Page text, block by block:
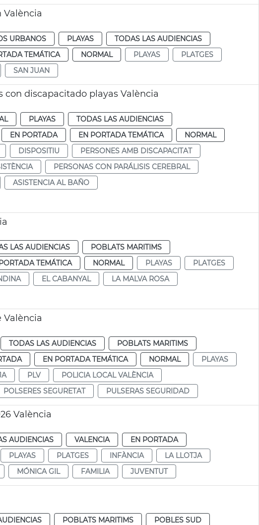
València
URBANOS PLAYAS
TODAS LAS AUDIENCIAS
TEMÁTICA NORMAL PLAYAS
PLATGES
SAN JUAN
con discapacitado playas València
PLAYAS
TODAS LAS AUDIENCIAS
EN PORTADA EN PORTADA TEMÁTICA
NORMAL
DISPOSITIU
PERSONES AMB DISCAPACITAT
PERSONAS CON PARÁLISIS CEREBRAL
ASISTENCIA AL BAÑO
LAS AUDIENCIAS
POBLATS MARITIMS
TEMÁTICA NORMAL PLAYAS
PLATGES
EL CABANYAL
LA MALVA ROSA
València
TODAS LAS AUDIENCIAS
POBLATS MARITIMS
EN PORTADA TEMÁTICA NORMAL
PLAYAS
PLV
POLICIA LOCAL VALÈNCIA
POLSERES SEGURETAT PULSERAS SEGURIDAD
València
AUDIENCIAS VALENCIA
EN PORTADA
PLAYAS PLATGES INFÀNCIA
LA LLOTJA
MÓNICA GIL FAMILIA JUVENTUT
POBLATS MARITIMS
POBLES SUD